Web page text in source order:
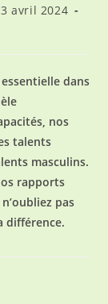
3 avril 2024
dans
nos
talents
masculins.
rapports
pas
différence.